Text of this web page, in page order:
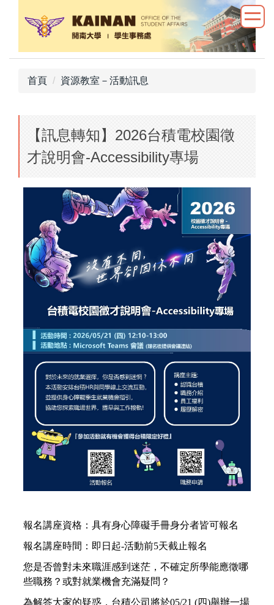
首頁 資源教室－活動訊息
【訊息轉知】2026台積電校園徵
才說明會-Accessibility專場
報名講座資格：具有身心障礙手冊身分者皆可報名
報名講座時間：即日起-活動前5天截止報名
您是否曾對未來職涯感到迷茫，不確定所學能應徵哪
些職務？或對就業機會充滿疑問？
為解答大家的疑惑，台積公司將於05/21 (四)舉辦一場